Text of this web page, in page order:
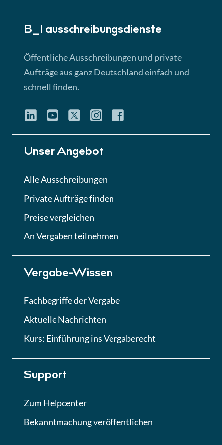
Lektion 3
► 4:31 Min
Quiz
Eignung im Vergabeverfahren
Lektion 6
Abgabe von Angeboten
Lektion
Lektion 7
Finales Quiz
B_I ausschreibungs­dienste
Öffentliche Ausschreibungen und private
Aufträge aus ganz Deutschland einfach und
schnell finden.
Unser Angebot
Alle Ausschreibungen
Private Aufträge finden
Preise vergleichen
An Vergaben teilnehmen
Vergabe-Wissen
Fachbegriffe der Vergabe
Aktuelle Nachrichten
Kurs: Einführung ins Vergaberecht
Support
Zum Helpcenter
Bekanntmachung veröffentlichen